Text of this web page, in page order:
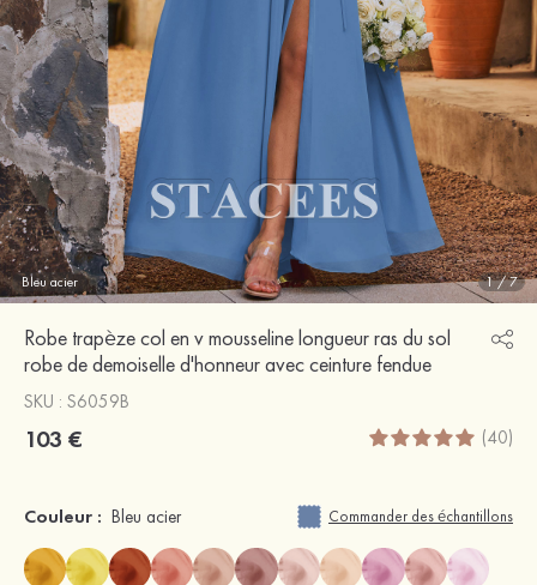
Bleu acier 1/7
Robe trapèze col en v mousseline longueur ras du sol
robe de demoiselle d'honneur avec ceinture fendue
SKU : S6059B
103 € (40)
Couleur : Bleu acier Commander des échantillons